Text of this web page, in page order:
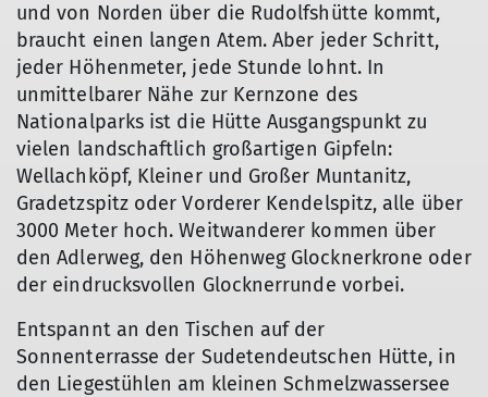
und von Norden über die Rudolfshütte kommt,
braucht einen langen Atem. Aber jeder Schritt,
jeder Höhenmeter, jede Stunde lohnt. In
unmittelbarer Nähe zur Kernzone des
Nationalparks ist die Hütte Ausgangspunkt zu
vielen landschaftlich großartigen Gipfeln:
Wellachköpf, Kleiner und Großer Muntanitz,
Gradetzspitz oder Vorderer Kendelspitz, alle über
3000 Meter hoch. Weitwanderer kommen über
den Adlerweg, den Höhenweg Glocknerkrone oder
der eindrucksvollen Glocknerrunde vorbei.
Entspannt an den Tischen auf der
Sonnenterrasse der Sudetendeutschen Hütte, in
den Liegestühlen am kleinen Schmelzwassersee